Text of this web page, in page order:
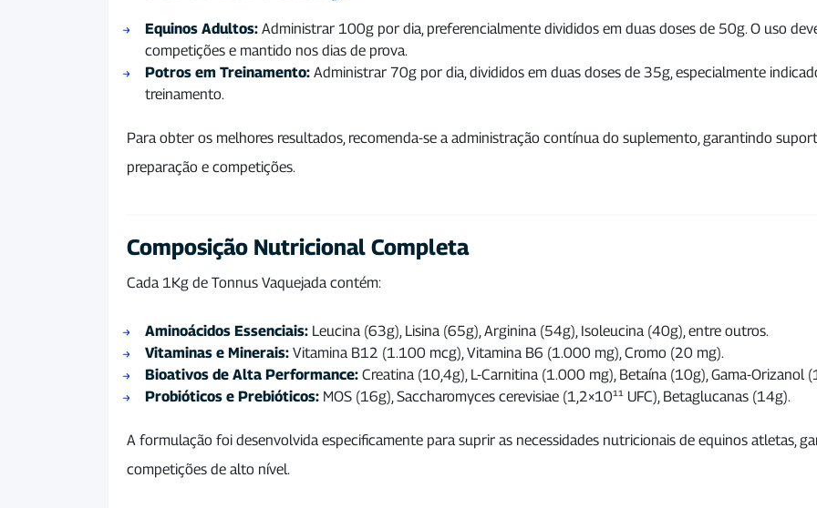
Equinos Adultos: Administrar 100g por dia, preferencialmente divididos em duas doses de 50g. O uso
competições e mantido nos dias de prova.
Potros em Treinamento: Administrar 70g por dia, divididos em duas doses de 35g, especialmente
treinamento.
Para obter os melhores resultados, recomenda-se a administração contínua do suplemento, garantindo
preparação e competições.
Composição Nutricional Completa
Cada 1Kg de Tonnus Vaquejada contém:
Aminoácidos Essenciais: Leucina (63g), Lisina (65g), Arginina (54g), Isoleucina (40g), entre outros.
Vitaminas e Minerais: Vitamina B12 (1.100 mcg), Vitamina B6 (1.000 mg), Cromo (20 mg).
Bioativos de Alta Performance: Creatina (10,4g), L-Carnitina (1.000 mg), Betaína (10g), Gama-Orizanol
Probióticos e Prebióticos: MOS (16g), Saccharomyces cerevisiae (1,2×10¹¹ UFC), Betaglucanas (14g).
A formulação foi desenvolvida especificamente para suprir as necessidades nutricionais de equinos atletas,
competições de alto nível.